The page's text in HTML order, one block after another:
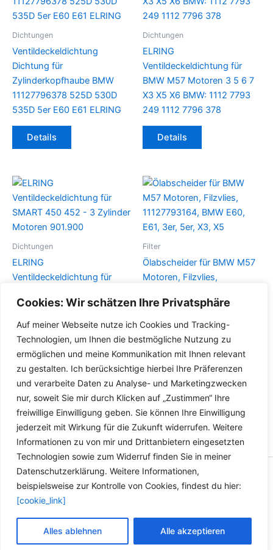
Cookies: Wir schätzen Ihre Privatsphäre
Auf meiner Webseite nutze ich Cookies und Tracking-
Technologien, um Ihnen die bestmögliche Nutzung zu
ermöglichen und meine Kommunikation mit Ihnen relevant
zu gestalten. Ich berücksichtige hierbei Ihre Präferenzen
und verarbeite Daten zu Analyse- und Marketingzwecken
nur, soweit Sie mir durch Klicken auf „Zustimmen“ Ihre
freiwillige Einwilligung geben. Sie können Ihre Einwilligung
jederzeit mit Wirkung für die Zukunft widerrufen. Weitere
Informationen zu von mir und Drittanbietern eingesetzten
Technologien sowie zum Widerruf finden Sie in meiner
Datenschutzerklärung. Weitere Informationen,
beispielsweise zur Kontrolle von Cookies, findest du hier:
[cookie_link]
Alles ablehnen Alle akzeptieren
Dichtungen
Ventildeckeldichtung
Dichtung für
Zylinderkopfhaube BMW
11127796378 525D 530D
535D 5er E60 E61 ELRING
Details
Dichtungen
ELRING
Ventildeckeldichtung für
BMW M57 Motoren 3 5 6 7
X3 X5 X6 BMW: 1112 7793
249 1112 7796 378
Details
Dichtungen
ELRING
Ventildeckeldichtung für
Motoren 901.900
Details
Filter
Ölabscheider für BMW M57
Motoren, Filzvlies,
E61, 3er, 5er, X3, X5
Details
Copyright © 2026 Versandhandel für Fahrzeugteile, Ersatzteile
für: SMART BMW VW - Zubehör für Werkstätten.
Vertrag widerrufen